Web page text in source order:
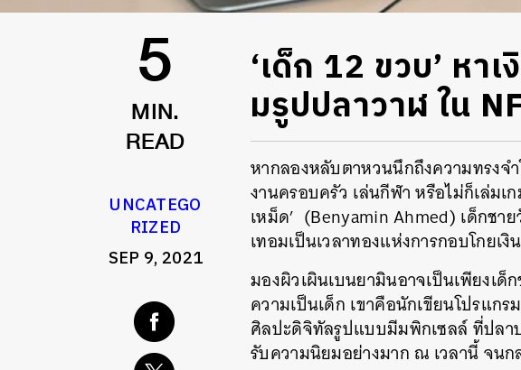
5
MIN.
READ
UNCATEGO
RIZED
SEP 9, 2021
‘เด็ก 12 ขวบ’ หา
มรูปปลาวาฬ ใน
หากลองหลับตาหวนนึกถึงความทรงจ
งานครอบครัว เล่นกีฬา หรือไม่ก็เล่ม
เหม็ด’ (Benyamin Ahmed) เด็กชา
เทอมเป็นเวลาทองแห่งการกอบโกยเ
มองผิวเผินเบนยามินอาจเป็นเพียงเด็
ความเป็นเด็ก เขาคือนักเขียนโปรแก
ศิลปะดิจิทัลรูปแบบมีมพิกเซลล์ ที่ปลา
รับความนิยมอย่างมาก ณ เวลานี้ จน